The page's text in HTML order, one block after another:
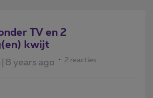
TV en 2
kwijt
years ago 2 reacties